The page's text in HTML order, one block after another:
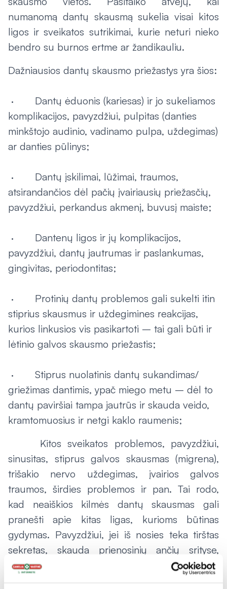
numanomą dantų skausmą sukelia visai kitos
ligos ir sveikatos sutrikimai, kurie neturi nieko
bendro su burnos ertme ar žandikauliu.
Dažniausios dantų skausmo priežastys yra šios:
· Dantų ėduonis (kariesas) ir jo sukeliamos
komplikacijos, pavyzdžiui, pulpitas (danties
minkštojo audinio, vadinamo pulpa, uždegimas)
ar danties pūlinys;
· Dantų įskilimai, lūžimai, traumos,
atsirandančios dėl pačių įvairiausių priežasčių,
pavyzdžiui, perkandus akmenį, buvusį maiste;
· Dantenų ligos ir jų komplikacijos,
pavyzdžiui, dantų jautrumas ir paslankumas,
gingivitas, periodontitas;
· Protinių dantų problemos gali sukelti itin
stiprius skausmus ir uždegimines reakcijas,
kurios linkusios vis pasikartoti – tai gali būti ir
lėtinio galvos skausmo priežastis;
· Stiprus nuolatinis dantų sukandimas/
griežimas dantimis, ypač miego metu – dėl to
dantų paviršiai tampa jautrūs ir skauda veido,
kramtomuosius ir netgi kaklo raumenis;
Kitos sveikatos problemos, pavyzdžiui,
sinusitas, stiprus galvos skausmas (migrena),
trišakio nervo uždegimas, įvairios galvos
traumos, širdies problemos ir pan. Tai rodo,
kad neaiškios kilmės dantų skausmas gali
pranešti apie kitas ligas, kurioms būtinas
gydymas. Pavyzdžiui, jei iš nosies teka tirštas
sekretas, skauda prienosinių ančių srityse,
pakyla temperatūra ir kamuoja bendras